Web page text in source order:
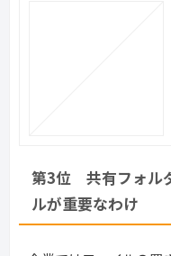
第3位　共有フォル
ルが重要なわけ